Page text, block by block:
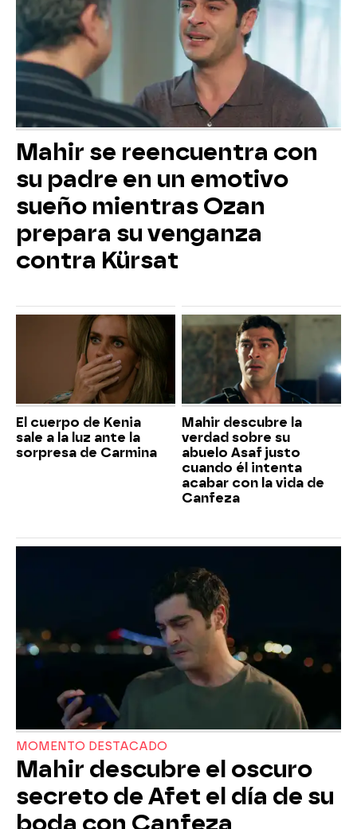
Mahir se reencuentra con
su padre en un emotivo
sueño mientras Ozan
prepara su venganza
contra Kürsat
El cuerpo de Kenia
sale a la luz ante la
sorpresa de Carmina
Mahir descubre la
verdad sobre su
abuelo Asaf justo
cuando él intenta
acabar con la vida de
Canfeza
MOMENTO DESTACADO
Mahir descubre el oscuro
secreto de Afet el día de su
boda con Canfeza